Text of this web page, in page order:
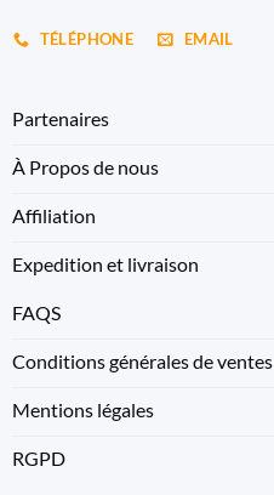
TÉLÉPHONE EMAIL
Partenaires
À Propos de nous
Affiliation
Expedition et livraison
FAQS
Conditions générales de ventes
Mentions légales
RGPD